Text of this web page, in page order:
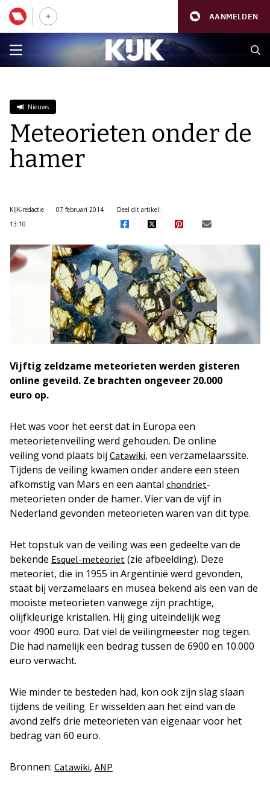
AANMELDEN
Nieuws
Meteorieten onder de
hamer
KIJK-redactie
07 februari 2014
13:10
Deel dit artikel:
Vijftig zeldzame meteorieten werden gisteren
online geveild. Ze brachten ongeveer 20.000
euro op.
Het was voor het eerst dat in Europa een
meteorietenveiling werd gehouden. De online
veiling vond plaats bij Catawiki, een verzamelaarssite.
Tijdens de veiling kwamen onder andere een steen
afkomstig van Mars en een aantal chondriet-
meteorieten onder de hamer. Vier van de vijf in
Nederland gevonden meteorieten waren van dit type.
Het topstuk van de veiling was een gedeelte van de
bekende Esquel-meteoriet (zie afbeelding). Deze
meteoriet, die in 1955 in Argentinië werd gevonden,
staat bij verzamelaars en musea bekend als een van de
mooiste meteorieten vanwege zijn prachtige,
olijfkleurige kristallen. Hij ging uiteindelijk weg
voor 4900 euro. Dat viel de veilingmeester nog tegen.
Die had namelijk een bedrag tussen de 6900 en 10.000
euro verwacht.
Wie minder te besteden had, kon ook zijn slag slaan
tijdens de veiling. Er wisselden aan het eind van de
avond zelfs drie meteorieten van eigenaar voor het
bedrag van 60 euro.
Bronnen: Catawiki, ANP